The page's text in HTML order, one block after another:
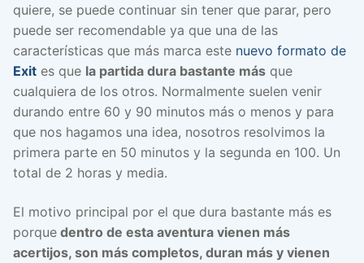
quiere, se puede continuar sin tener que parar, pero
puede ser recomendable ya que una de las
características que más marca este nuevo formato de
Exit es que la partida dura bastante más que
cualquiera de los otros. Normalmente suelen venir
durando entre 60 y 90 minutos más o menos y para
que nos hagamos una idea, nosotros resolvimos la
primera parte en 50 minutos y la segunda en 100. Un
total de 2 horas y media.
El motivo principal por el que dura bastante más es
porque dentro de esta aventura vienen más
acertijos, son más completos, duran más y vienen